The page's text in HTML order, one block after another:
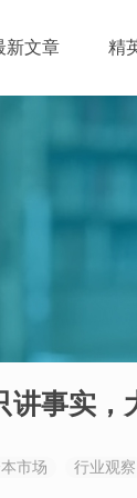
新文章 精
事实，
市场 行业观察